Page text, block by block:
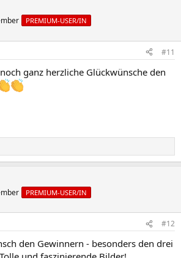
PREMIUM-USER/IN
#11
ganz herzliche Glückwünsche den
PREMIUM-USER/IN
#12
den Gewinnern - besonders den drei